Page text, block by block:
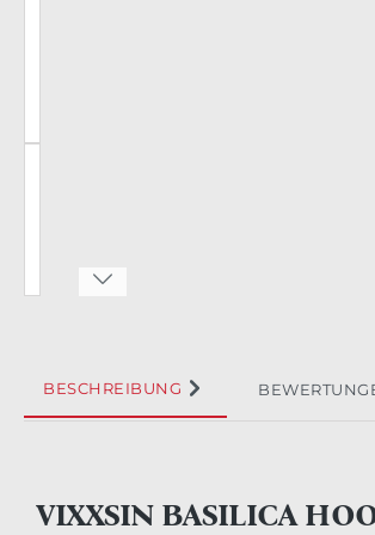
BESCHREIBUNG
VIXXSIN BASILICA